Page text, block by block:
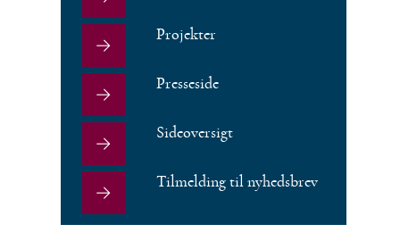
Projekter
Presseside
Sideoversigt
Tilmelding til nyhedsbrev